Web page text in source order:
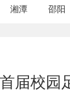
湘潭 邵阳
届校园